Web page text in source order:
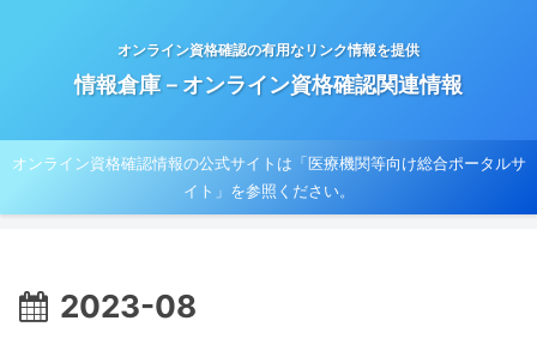
オンライン資格確認の有用なリンク情報を提供
情報倉庫－オンライン資格確認関連情報
オンライン資格確認情報の公式サイトは「医療機関等向け総合ポータルサ
イト」を参照ください。
2023-08